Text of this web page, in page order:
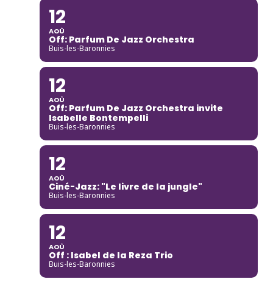
12
AOÛ
Off: Parfum De Jazz Orchestra
Buis-les-Baronnies
12
AOÛ
Off: Parfum De Jazz Orchestra invite
Isabelle Bontempelli
Buis-les-Baronnies
12
AOÛ
Ciné-Jazz: "Le livre de la jungle"
Buis-les-Baronnies
12
AOÛ
Off : Isabel de la Reza Trio
Buis-les-Baronnies